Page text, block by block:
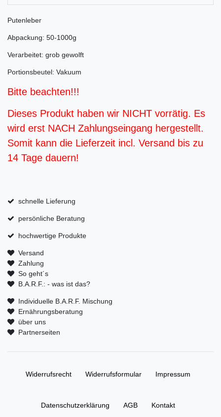
Putenleber
Abpackung: 50-1000g
Verarbeitet: grob gewolft
Portionsbeutel: Vakuum
Bitte beachten!!!
Dieses Produkt haben wir NICHT vorrätig. Es
wird erst NACH Zahlungseingang hergestellt.
Somit kann die Lieferzeit incl. Versand bis zu
14 Tage dauern!
schnelle Lieferung
persönliche Beratung
hochwertige Produkte
Versand
Zahlung
So geht´s
B.A.R.F.: - was ist das?
Individuelle B.A.R.F. Mischung
Ernährungsberatung
über uns
Partnerseiten
Widerrufs­recht Widerrufs­formular Impressum
Daten­schutz­erklärung AGB Kontakt